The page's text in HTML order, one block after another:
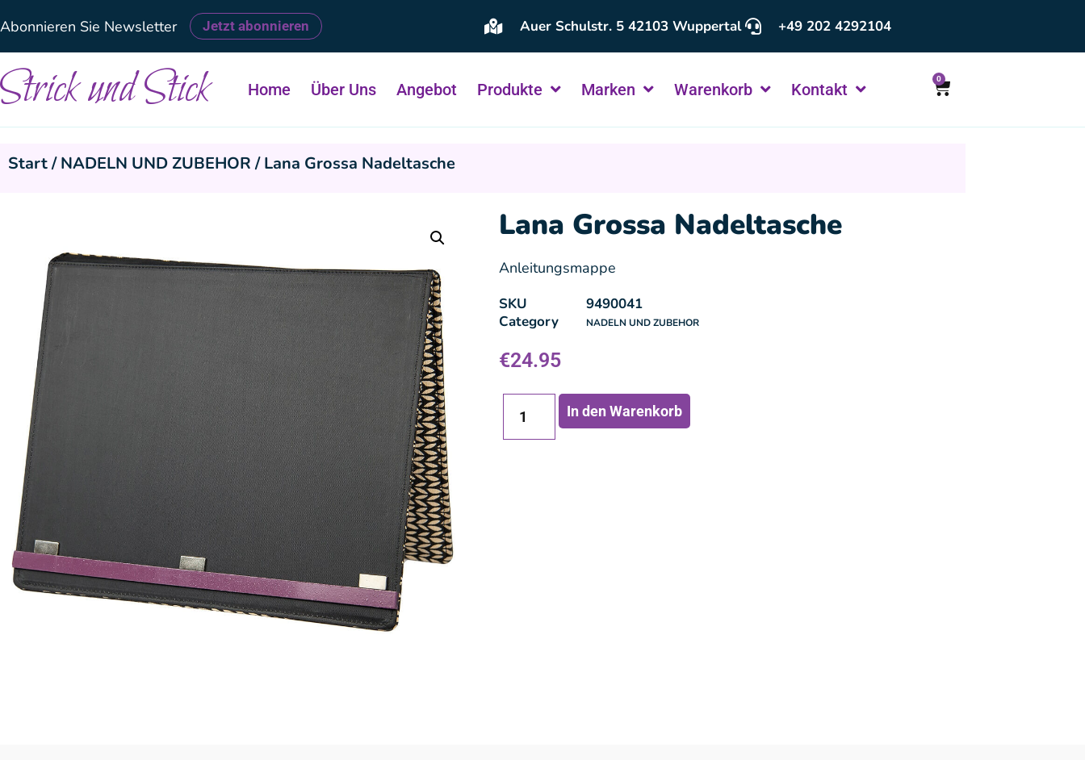
Abonnieren Sie Newsletter Jetzt abonnieren Auer Schulstr. 5 42103 Wuppertal +49 202 4292104
Strick und Stick Home Über Uns Angebot Produkte Marken Warenkorb Kontakt
0
Start/NADELN UND ZUBEHOR/ Lana Grossa Nadeltasche
Lana Grossa Nadeltasche
Anleitungsmappe
SKU
9490041
Category
NADELN UND ZUBEHOR
€24.95
In den Warenkorb